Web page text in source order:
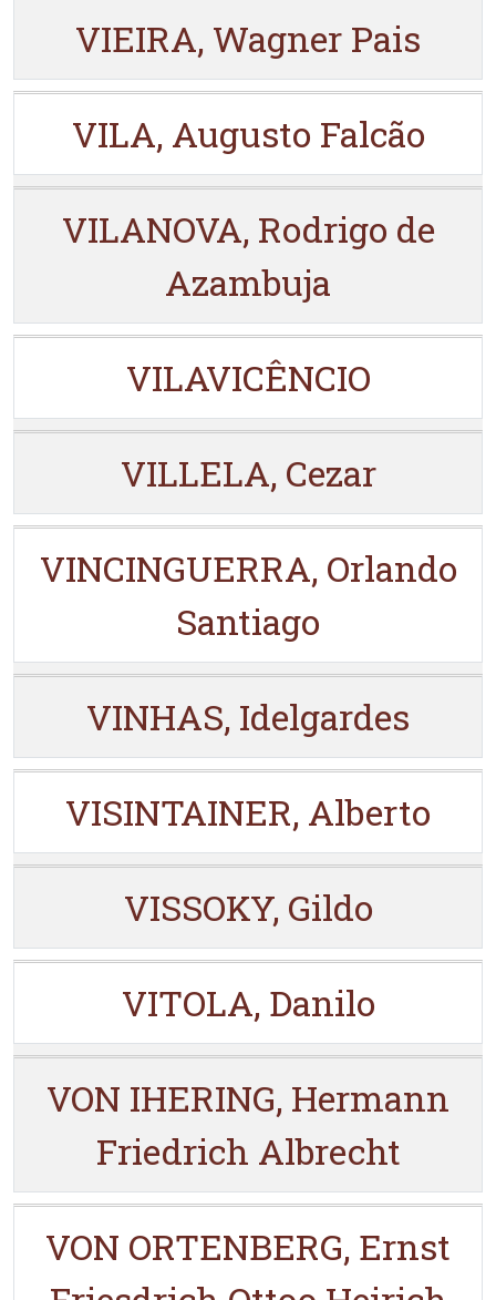
VIEIRA, Wagner Pais
VILA, Augusto Falcão
VILANOVA, Rodrigo de
Azambuja
VILAVICÊNCIO
VILLELA, Cezar
VINCINGUERRA, Orlando
Santiago
VINHAS, Idelgardes
VISINTAINER, Alberto
VISSOKY, Gildo
VITOLA, Danilo
VON IHERING, Hermann
Friedrich Albrecht
VON ORTENBERG, Ernst